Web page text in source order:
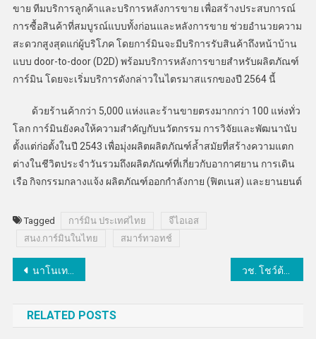
ขาย ทีมบริการลูกค้าและบริการหลังการขาย เพื่อสร้างประสบการณ์
การซื้อสินค้าที่สมบูรณ์แบบทั้งก่อนและหลังการขาย ช่วยอำนวยความ
สะดวกสูงสุดแก่ผู้บริโภค โดยการ์มินจะมีบริการรับสินค้าถึงหน้าบ้าน
แบบ door-to-door (D2D) พร้อมบริการหลังการขายสำหรับผลิตภัณฑ์
การ์มิน โดยจะเริ่มบริการดังกล่าวในไตรมาสแรกของปี 2564 นี้
ด้วยร้านค้ากว่า 5,000 แห่งและร้านขายตรงมากกว่า 100 แห่งทั่ว
โลก การ์มินยังคงให้ความสำคัญกับนวัตกรรม การวิจัยและพัฒนานับ
ตั้งแต่ก่อตั้งในปี 2543 เพื่อมุ่งผลิตผลิตภัณฑ์ล้ำสมัยที่สร้างความแตก
ต่างในชีวิตประจำวันรวมถึงผลิตภัณฑ์ที่เกี่ยวกับอากาศยาน การเดิน
เรือ กิจกรรมกลางแจ้ง ผลิตภัณฑ์ออกกำลังกาย (ฟิตเนส) และยานยนต์
Tagged การ์มิน ประเทศไทย
จีไอเอส
สนง.การ์มินในไทย
สมาร์ทวอทช์
แนะแนว
นาโนเทค หนุน “มาตรฐาน-ความปลอดภัยนาโนเทคโนโลยี” ในภาคอุตสาหกรรม วช. โชว์ต้นแบบความสำเร็จเทคโนโลยีผลิตองุ่นไชน์มัสแคท ณ เชียงใหม่
RELATED POSTS